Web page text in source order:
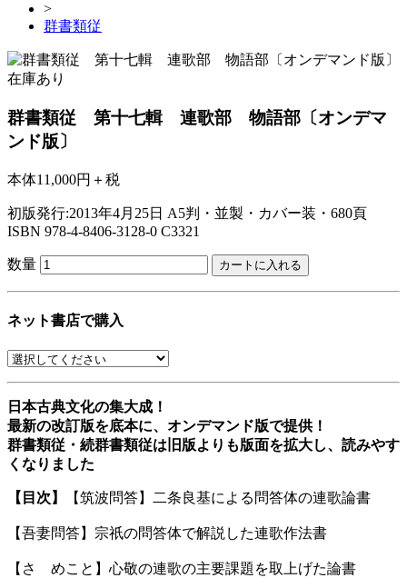
>
群書類従
在庫あり
群書類従 第十七輯 連歌部 物語部〔オンデマ
ンド版〕
本体11,000円＋税
初版発行:2013年4月25日 A5判・並製・カバー装・680頁
ISBN 978-4-8406-3128-0 C3321
数量
ネット書店で購入
日本古典文化の集大成！
最新の改訂版を底本に、オンデマンド版で提供！
群書類従・続群書類従は旧版よりも版面を拡大し、読みやす
くなりました
【目次】 【筑波問答】二条良基による問答体の連歌論書
【吾妻問答】宗祇の問答体で解説した連歌作法書
【さゝめこと】心敬の連歌の主要課題を取上げた論書